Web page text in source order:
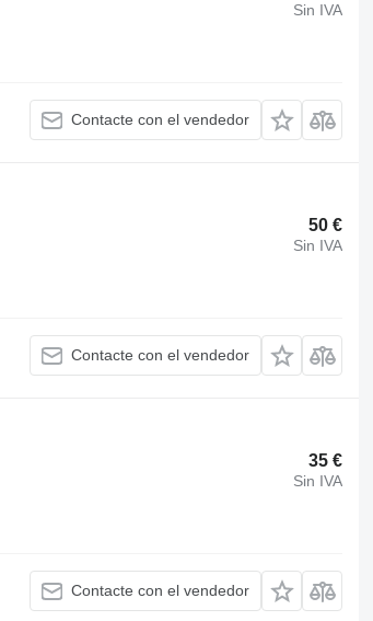
Sin IVA
Contacte con el vendedor
50 €
Sin IVA
Contacte con el vendedor
35 €
Sin IVA
Contacte con el vendedor